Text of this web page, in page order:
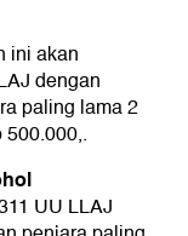
ini akan
dengan
paling lama 2
UU LLAJ